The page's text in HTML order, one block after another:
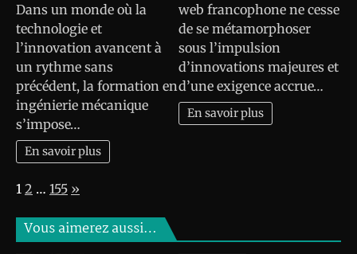
Dans un monde où la
technologie et
l’innovation avancent à
un rythme sans
précédent, la formation en
ingénierie mécanique
s’impose…
En savoir plus
web francophone ne cesse
de se métamorphoser
sous l’impulsion
d’innovations majeures et
d’une exigence accrue…
En savoir plus
Page:
1 2 … 155 Next
»
Vous aimerez aussi…